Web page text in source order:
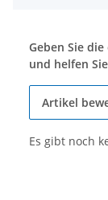
Geben Sie
und helfen
Artikel
Es gibt noch